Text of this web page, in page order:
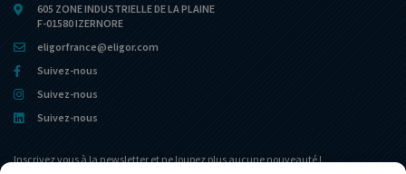
605 ZONE INDUSTRIELLE DE LA PLAINE
F-01580 IZERNORE
eligorfrance@eligor.com
Suivez-nous
Suivez-nous
Suivez-nous
Inscrivez vous à la newsletter et ne loupez plus aucune nouveauté !